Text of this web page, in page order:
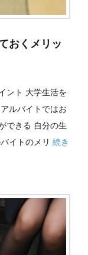
おくメリッ
ント 大学生活を
ルバイトではお
できる 自分の生
イトのメリ 続き